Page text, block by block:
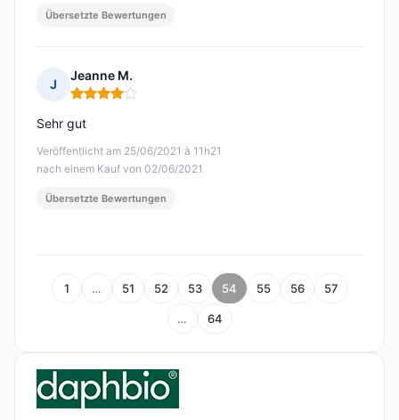
Übersetzte Bewertungen
J
Jeanne M.
Hinweis: 4 von 5
Veröffentlicht am 25/06/2021 à 11h21
nach einem Kauf von 02/06/2021
Sehr gut
Übersetzte Bewertungen
1 … 51 52 53 54 55 56 57
… 64